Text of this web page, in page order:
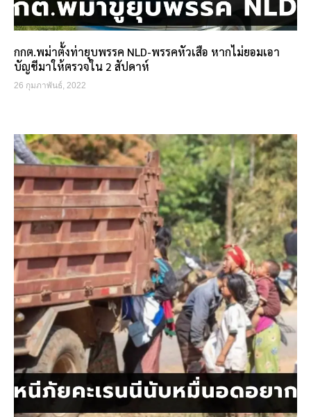
กกต.พม่าตั้งท่ายุบพรรค NLD-พรรคหัวเสือ หากไม่ยอมเอา
บัญชีมาให้ตรวจใน 2 สัปดาห์
26 กุมภาพันธ์, 2022